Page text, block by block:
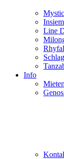
Line
Info
Mieten